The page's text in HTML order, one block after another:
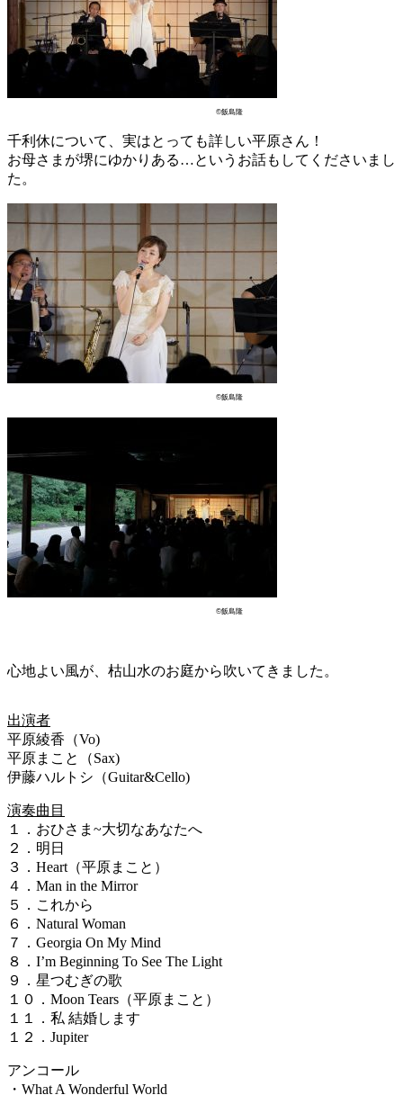
©飯島隆
千利休について、実はとっても詳しい平原さん！
お母さまが堺にゆかりある…というお話もしてくださいまし
た。
©飯島隆
©飯島隆
心地よい風が、枯山水のお庭から吹いてきました。
出演者
平原綾香（Vo)
平原まこと（Sax)
伊藤ハルトシ（Guitar&Cello)
演奏曲目
１．おひさま~大切なあなたへ
２．明日
３．Heart（平原まこと）
４．Man in the Mirror
５．これから
６．Natural Woman
７．Georgia On My Mind
８．I’m Beginning To See The Light
９．星つむぎの歌
１０．Moon Tears（平原まこと）
１１．私 結婚します
１２．Jupiter
アンコール
・What A Wonderful World